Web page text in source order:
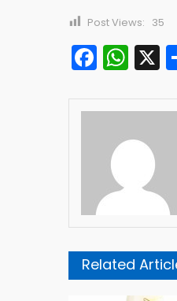
Post Views: 35
X
Related